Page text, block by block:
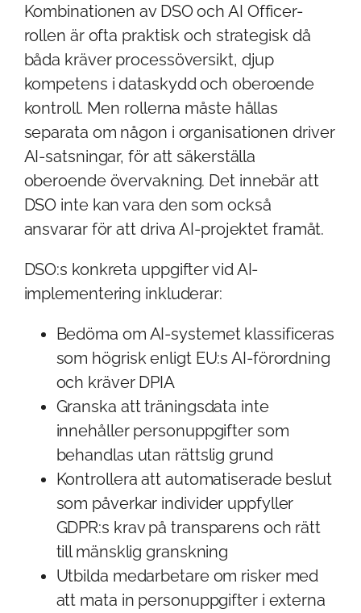
Kombinationen av DSO och AI Officer-
rollen är ofta praktisk och strategisk då
båda kräver processöversikt, djup
kompetens i dataskydd och oberoende
kontroll. Men rollerna måste hållas
separata om någon i organisationen driver
AI-satsningar, för att säkerställa
oberoende övervakning. Det innebär att
DSO inte kan vara den som också
ansvarar för att driva AI-projektet framåt.
DSO:s konkreta uppgifter vid AI-
implementering inkluderar:
Bedöma om AI-systemet klassificeras
som högrisk enligt EU:s AI-förordning
och kräver DPIA
Granska att träningsdata inte
innehåller personuppgifter som
behandlas utan rättslig grund
Kontrollera att automatiserade beslut
som påverkar individer uppfyller
GDPR:s krav på transparens och rätt
till mänsklig granskning
Utbilda medarbetare om risker med
att mata in personuppgifter i externa